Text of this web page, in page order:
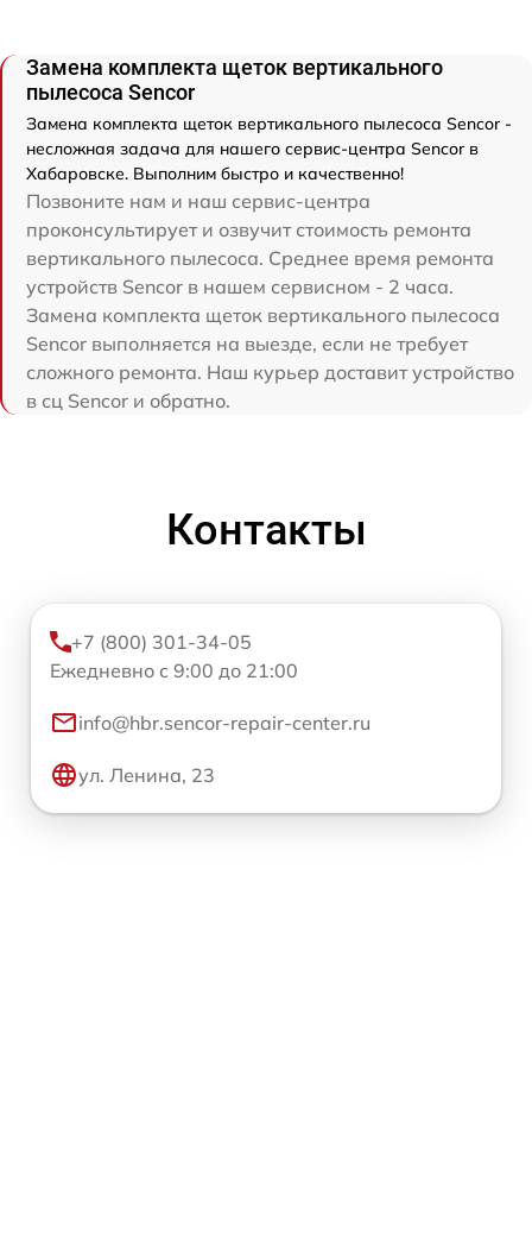
Замена комплекта щеток вертикального
пылесоса Sencor
Замена комплекта щеток вертикального пылесоса Sencor -
несложная задача для нашего сервис-центра Sencor в
Хабаровске. Выполним быстро и качественно!
Позвоните нам и наш сервис-центра
проконсультирует и озвучит стоимость ремонта
вертикального пылесоса. Среднее время ремонта
устройств Sencor в нашем сервисном - 2 часа.
Замена комплекта щеток вертикального пылесоса
Sencor выполняется на выезде, если не требует
сложного ремонта. Наш курьер доставит устройство
в сц Sencor и обратно.
Контакты
+7 (800) 301-34-05
Ежедневно с 9:00 до 21:00
info@hbr.sencor-repair-center.ru
ул. Ленина, 23